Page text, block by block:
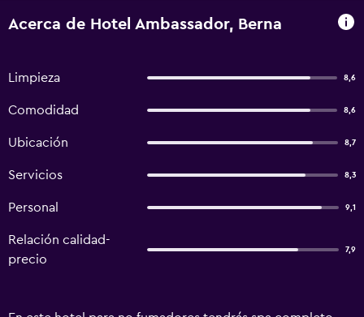
Acerca de Hotel Ambassador, Berna
Limpieza 8,6
Comodidad 8,6
Ubicación 8,7
Servicios 8,3
Personal 9,1
Relación calidad-
precio
7,9